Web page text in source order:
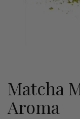
Matcha
Aroma